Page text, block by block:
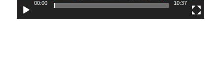
00:00 10:37